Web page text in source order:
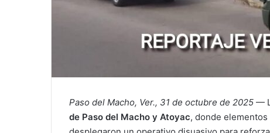
Paso del Macho, Ver., 31 de octubre de 2025 —
de Paso del Macho y Atoyac, donde elementos